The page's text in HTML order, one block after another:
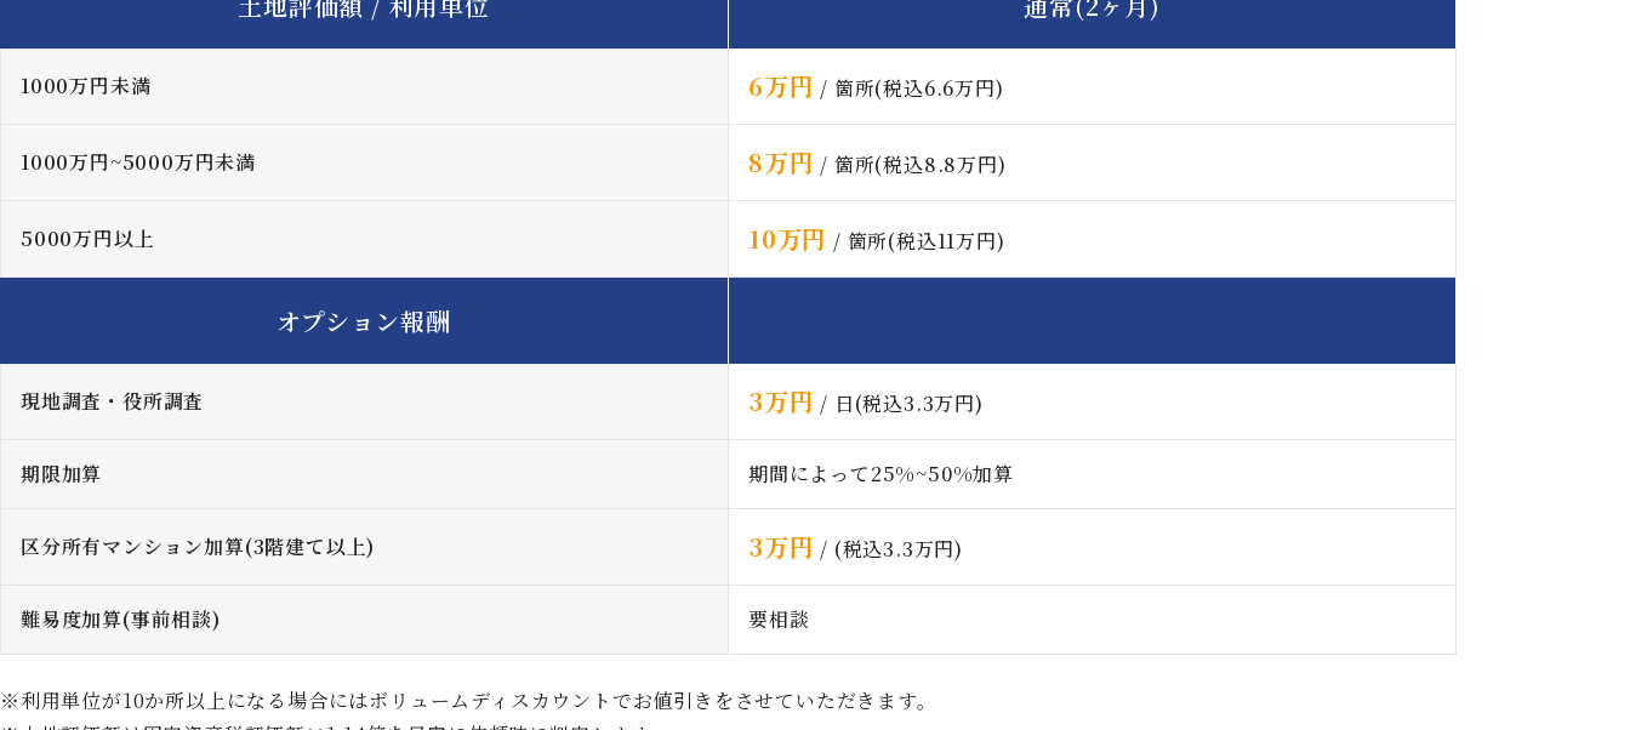
1000万円未満 6万円 / 箇所(税込6.6万円)
1000万円~5000万円未満 8万円 / 箇所(税込8.8万円)
5000万円以上 10万円 / 箇所(税込11万円)
オプション報酬
現地調査・役所調査 3万円 / 日(税込3.3万円)
期限加算 期間によって25%~50%加算
区分所有マンション加算(3階建て以上) 3万円 / (税込3.3万円)
難易度加算(事前相談) 要相談
利用単位が10か所以上になる場合にはボリュームディスカウントでお値引きをさせていただきます。